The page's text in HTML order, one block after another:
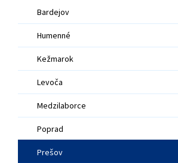
Bardejov
Humenné
Kežmarok
Levoča
Medzilaborce
Poprad
Prešov